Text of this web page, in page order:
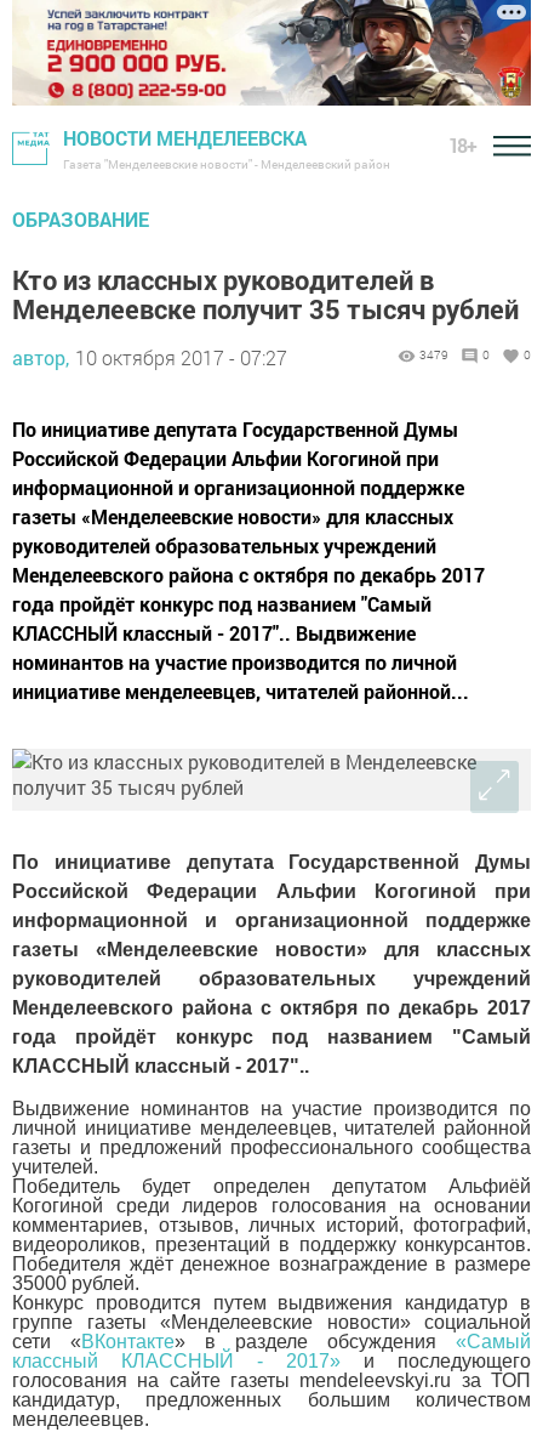
НОВОСТИ МЕНДЕЛЕЕВСКА
Газета "Менделеевские новости" - Менделеевский район
18+
ОБРАЗОВАНИЕ
Кто из классных руководителей в
Менделеевске получит 35 тысяч рублей
автор, 10 октября 2017 - 07:27 3479 0 0
По инициативе депутата Государственной Думы
Российской Федерации Альфии Когогиной при
информационной и организационной поддержке
газеты «Менделеевские новости» для классных
руководителей образовательных учреждений
Менделеевского района с октября по декабрь 2017
года пройдёт конкурс под названием "Самый
КЛАССНЫЙ классный - 2017".. Выдвижение
номинантов на участие производится по личной
инициативе менделеевцев, читателей районной...
По инициативе депутата Государственной Думы
Российской Федерации Альфии Когогиной при
информационной и организационной поддержке
газеты «Менделеевские новости» для классных
руководителей образовательных учреждений
Менделеевского района с октября по декабрь 2017
года пройдёт конкурс под названием "Самый
КЛАССНЫЙ классный - 2017"..
Выдвижение номинантов на участие производится по
личной инициативе менделеевцев, читателей районной
газеты и предложений профессионального сообщества
учителей.
Победитель будет определен депутатом Альфиёй
Когогиной среди лидеров голосования на основании
комментариев, отзывов, личных историй, фотографий,
видеороликов, презентаций в поддержку конкурсантов.
Победителя ждёт денежное вознаграждение в размере
35000 рублей.
Конкурс проводится путем выдвижения кандидатур в
группе газеты «Менделеевские новости» социальной
сети «ВКонтакте» в разделе обсуждения «Самый
классный КЛАССНЫЙ - 2017» и последующего
голосования на сайте газеты mendeleevskyi.ru за ТОП
кандидатур, предложенных большим количеством
менделеевцев.